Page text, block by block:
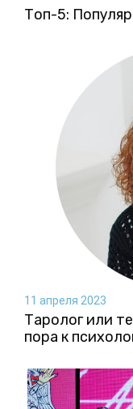
Топ-5:
11 апреля 2023
Таролог или
пора к